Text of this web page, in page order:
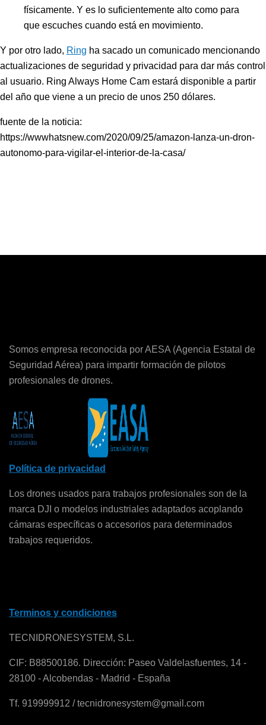
físicamente. Y es lo suficientemente alto como para
que escuches cuando está en movimiento.
Y por otro lado, Ring ha sacado un comunicado mencionando
actualizaciones de seguridad y privacidad para dar más control
al usuario. Ring Always Home Cam estará disponible a partir
del año que viene a un precio de unos 250 dólares.
fuente de la noticia:
https://wwwhatsnew.com/2020/09/25/amazon-lanza-un-dron-
autonomo-para-vigilar-el-interior-de-la-casa/
Somos empresa reconocida por AESA (Agencia Estatal de
Seguridad Aérea) para impartir formación de pilotos
profesionales de drones.
Política de privacidad
Los drones usados para trabajos profesionales son de la
marca DJI o modelos industriales adaptados acoplando
cámaras específicas o accesorios para determinados
trabajos requeridos.
Terminos y condiciones
TECNIDRONESYSTEM, S.L.
CIF: B88500186. Dirección: Paseo Valdelasfuentes, 14 -
28100 - Alcobendas - Madrid - España
Tf. 919999912 / tecnidronesystem@gmail.com